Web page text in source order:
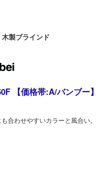
木製ブラインド
【価格帯:A/バンブー】
合わせやすいカラーと風合い。